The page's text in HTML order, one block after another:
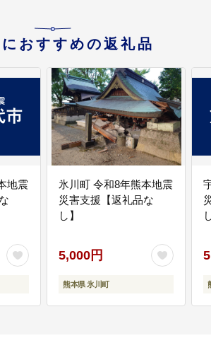
おすすめの返礼品
地震
氷川町 令和8年熊本地震
災害支援【返礼品な
し】
5,000円
熊本県 氷川町